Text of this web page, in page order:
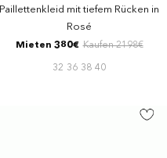
Paillettenkleid mit tiefem Rücken in
Rosé
Mieten 380€ Kaufen 2198€
32 36 38 40